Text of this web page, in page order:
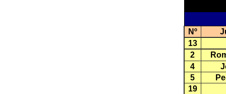
Nº
13
2
4
5
19